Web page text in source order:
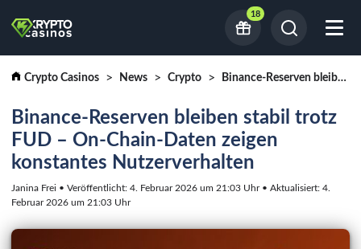
18
Crypto Casinos News Crypto Binance-Reserven bleiben stabil trotz FUD - On-Chain-Daten zeigen konstantes Nutzerverhalten
Binance-Reserven bleiben stabil trotz
FUD – On-Chain-Daten zeigen
konstantes Nutzerverhalten
Janina Frei • Veröffentlicht: 4. Februar 2026 um 21:03 Uhr • Aktualisiert: 4.
Februar 2026 um 21:03 Uhr